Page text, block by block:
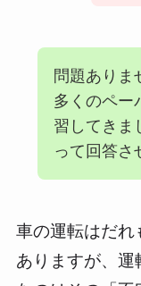
問題ありま
多くのペー
習してきま
って回答さ
車の運転はだれ
ありますが、運